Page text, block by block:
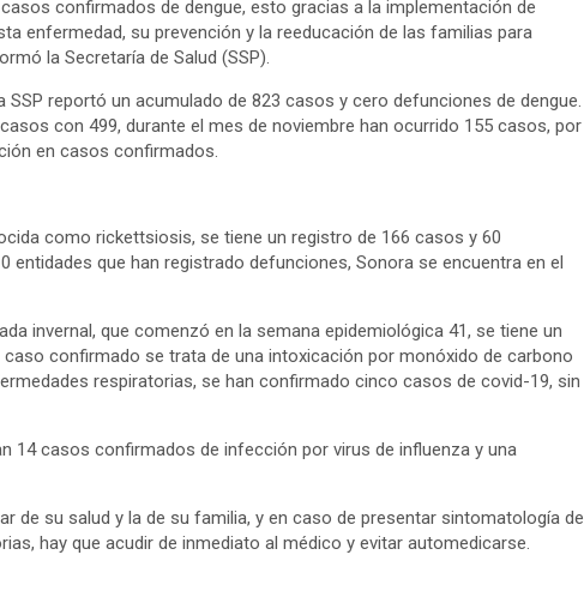
confirmados de dengue, esto gracias a la implementación de
enfermedad, su prevención y la reeducación de las familias para
la Secretaría de Salud (SSP).
reportó un acumulado de 823 casos y cero defunciones de dengue.
con 499, durante el mes de noviembre han ocurrido 155 casos, por
en casos confirmados.
como rickettsiosis, se tiene un registro de 166 casos y 60
entidades que han registrado defunciones, Sonora se encuentra en el
invernal, que comenzó en la semana epidemiológica 41, se tiene un
confirmado se trata de una intoxicación por monóxido de carbono
respiratorias, se han confirmado cinco casos de covid-19, sin
14 casos confirmados de infección por virus de influenza y una
de su salud y la de su familia, y en caso de presentar sintomatología de
hay que acudir de inmediato al médico y evitar automedicarse.